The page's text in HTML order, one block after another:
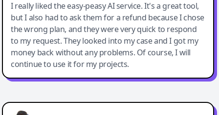
I really liked the easy-peasy AI service. It's a great tool,
but I also had to ask them for a refund because I chose
the wrong plan, and they were very quick to respond
to my request. They looked into my case and I got my
money back without any problems. Of course, I will
continue to use it for my projects.
Easy-Peasy AI